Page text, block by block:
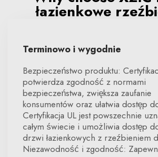
łazienkowe
Terminowo i wygodnie
Bezpieczeństwo produktu:
potwierdza zgodność z normami
bezpieczeństwa, zwiększa zaufanie
konsumentów oraz ułatwia dostęp
Certyfikacja UL jest powszechnie
całym świecie i umożliwia dostęp
drzwi łazienkowych z rzeźbieniem
Niezawodność i zgodność: